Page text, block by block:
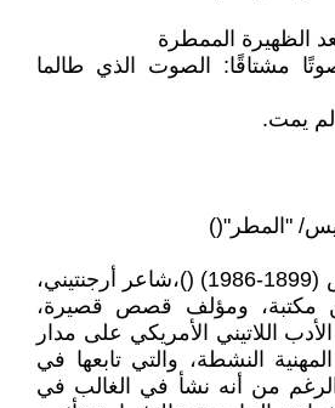
الظهيرة الممطرة
مشتاقًا: الصوت الذي طالما
لم يمت.
"المطر"()
خورخي لويس بورخيس (1899-1986) ()،شاعر أرجنتيني،
مكتبة، ومؤلف قصص قصيرة،
اللاتيني الأمريكي على مدار
النشطة، والتي تابعها في
من أنه نشأ في الغالب في